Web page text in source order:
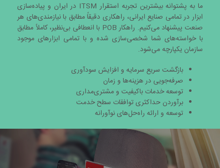
ما به پشتوانه بیشترین تجربه استقرار ITSM در ایران و پیاده‌سازی
ابزار در تمامی صنایع ایرانی، راهکاری دقیقاً مطابق با نیازمندی‌های هر
صنعت پیشنهاد می‌کنیم. راهکار POB با انعطافی بی‌نظیر، کاملاً مطابق
با خواسته‌های شما شخصی‌سازی شده و با تمامی ابزارهای موجود
سازمان یکپارچه می‌شود.
بازگشت سریع سرمایه و افزایش سودآوری
صرفه‌جویی در هزینه‌ها و زمان
توسعه خدمات باکیفیت و مشتری‌مداری
برآوردن حداکثری توافقات سطح خدمت
توسعه و ارائه راه‌حل‌های نوآورانه